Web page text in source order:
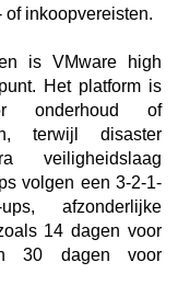
inkoopvereisten.
is VMware high
Het platform is
onderhoud of
terwijl disaster
veiligheidslaag
volgen een 3-2-1-
afzonderlijke
14 dagen voor
30 dagen voor